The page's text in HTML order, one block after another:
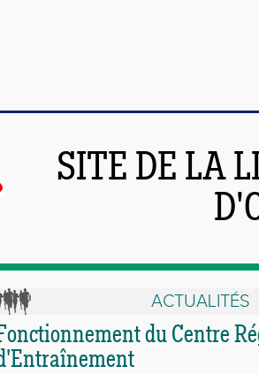
SITE DE LA
ACTUALITÉS
du Centre